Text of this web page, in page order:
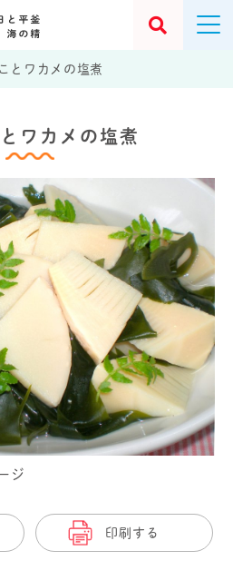
とワカメの塩煮
ワカメの塩煮
ジ
印刷する